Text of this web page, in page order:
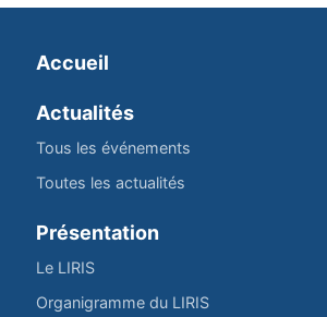
Accueil
Actualités
Tous les événements
Toutes les actualités
Présentation
Le LIRIS
Organigramme du LIRIS